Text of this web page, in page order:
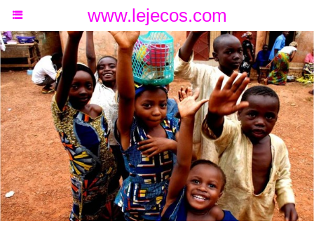
www.lejecos.com